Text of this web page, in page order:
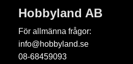
Hobbyland AB
För allmänna frågor:
info@hobbyland.se
08-68459093